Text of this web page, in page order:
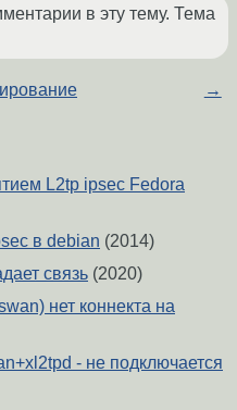
в эту тему. Тема
→
L2tp ipsec Fedora
в debian (2014)
связь (2020)
нет коннекта на
- не подключается